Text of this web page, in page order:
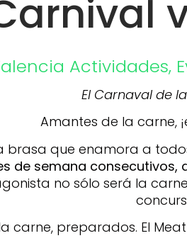
Actividades,
El Carnaval de
Amantes de la carne,
brasa que enamora a
de semana consecutivos,
no sólo será la
carne, preparados. El